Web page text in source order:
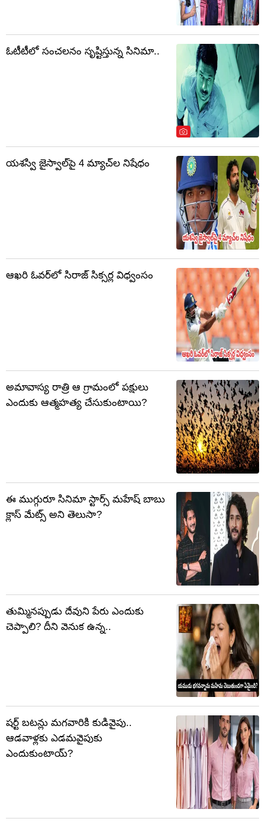
ఓటీటీలో సంచలనం సృష్టిస్తున్న సినిమా..
యశస్వి జైస్వాల్‌పై 4 మ్యాచ్‌ల నిషేధం
ఆఖరి ఓవర్‌లో సిరాజ్ సిక్సర్ల విధ్వంసం
అమావాస్య రాత్రి ఆ గ్రామంలో పక్షులు
ఎందుకు ఆత్మహత్య చేసుకుంటాయి?
ఈ ముగ్గురూ సినిమా స్టార్స్ మహేష్ బాబు
క్లాస్‌ మేట్స్ అని తెలుసా?
తుమ్మినప్పుడు దేవుని పేరు ఎందుకు
చెప్పాలి? దీని వెనుక ఉన్న..
షర్ట్ బటన్లు మగవారికి కుడివైపు..
ఆడవాళ్లకు ఎడమవైపుకు
ఎందుకుంటాయ్?